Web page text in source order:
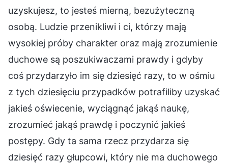
uzyskujesz, to jesteś mierną, bezużyteczną
osobą. Ludzie przenikliwi i ci, którzy mają
wysokiej próby charakter oraz mają zrozumienie
duchowe są poszukiwaczami prawdy i gdyby
coś przydarzyło im się dziesięć razy, to w ośmiu
z tych dziesięciu przypadków potrafiliby uzyskać
jakieś oświecenie, wyciągnąć jakąś naukę,
zrozumieć jakąś prawdę i poczynić jakieś
postępy. Gdy ta sama rzecz przydarza się
dziesięć razy głupcowi, który nie ma duchowego